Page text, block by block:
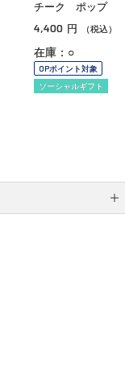
チーク ポップ
4,400 円 （税込）
在庫：○
OPポイント対象
ソーシャルギフト